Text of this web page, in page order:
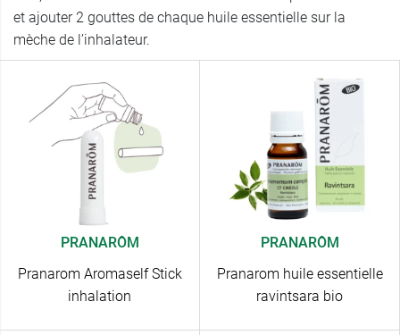
et ajouter 2 gouttes de chaque huile essentielle sur la
mèche de l’inhalateur.
PRANARÔM
Pranarom Aromaself Stick
inhalation
PRANARÔM
Pranarom huile essentielle
ravintsara bio